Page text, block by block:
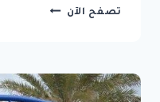
تصفح الآن أفضل
حلول
عصرية